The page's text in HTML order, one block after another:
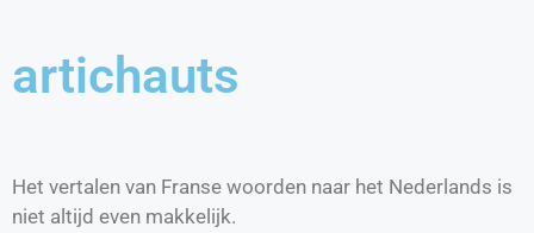
artichauts
Het vertalen van Franse woorden naar het Nederlands is
niet altijd even makkelijk.